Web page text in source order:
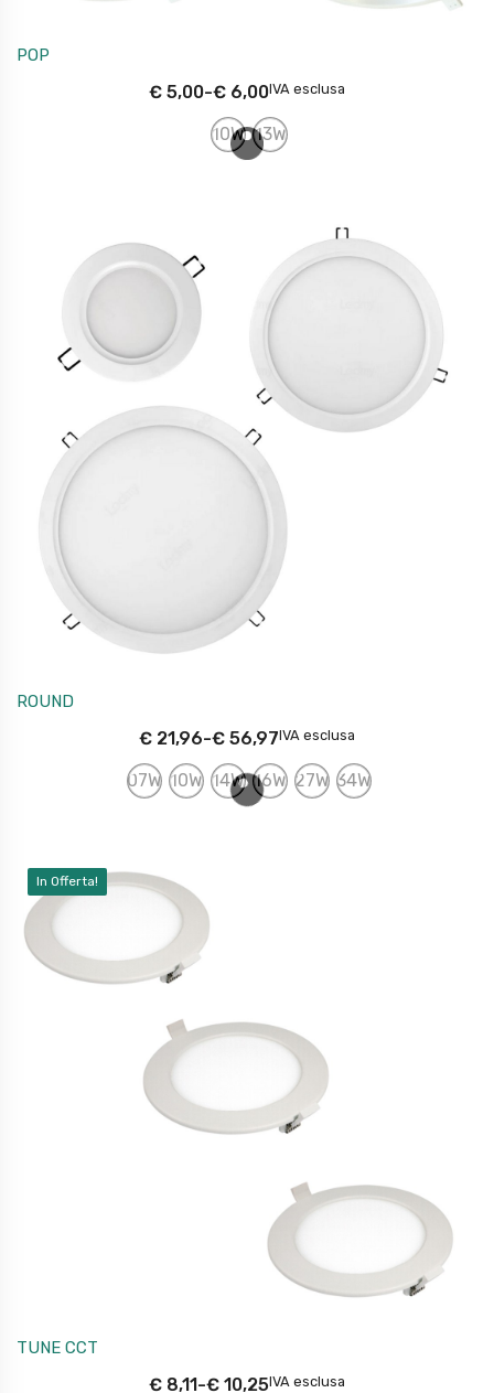
POP
€ 5,00-€ 6,00IVA esclusa
10W 13W
ROUND
€ 21,96-€ 56,97IVA esclusa
07W 10W 14W 16W 27W 34W
In Offerta!
TUNE CCT
€ 8,11 -€ 10,25IVA esclusa